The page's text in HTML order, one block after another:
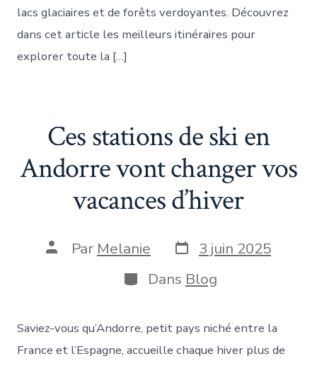
lacs glaciaires et de forêts verdoyantes. Découvrez
dans cet article les meilleurs itinéraires pour
explorer toute la […]
Ces stations de ski en
Andorre vont changer vos
vacances d’hiver
Auteur
Par Melanie Date
de
publication
3 juin 2025
Catégories
Dans Blog
Saviez-vous qu’Andorre, petit pays niché entre la
France et l’Espagne, accueille chaque hiver plus de